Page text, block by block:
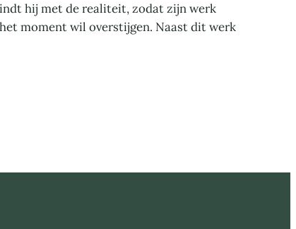
hij met de realiteit, zodat zijn werk
moment wil overstijgen. Naast dit werk